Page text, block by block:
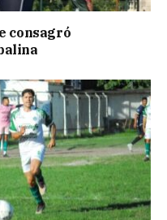
consagró